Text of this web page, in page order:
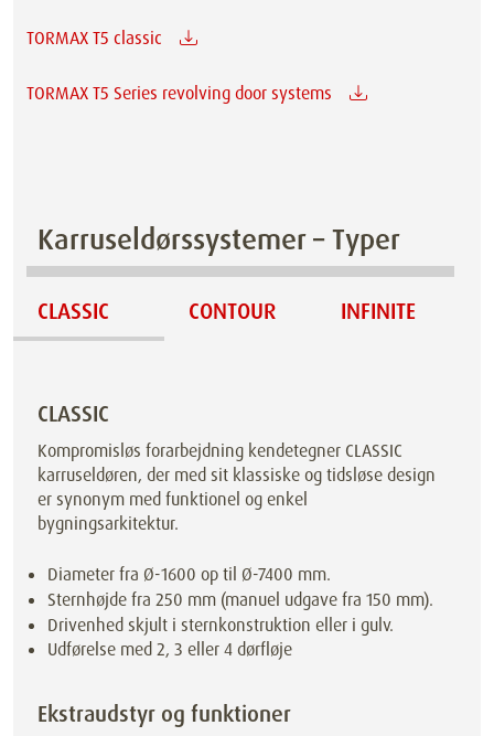
TORMAX T5 classic
TORMAX T5 Series revolving door systems
Karruseldørssystemer – Typer
CLASSIC CONTOUR INFINITE
CLASSIC
Kompromisløs forarbejdning kendetegner CLASSIC
karruseldøren, der med sit klassiske og tidsløse design
er synonym med funktionel og enkel
bygningsarkitektur.
Diameter fra Ø-1600 op til Ø-7400 mm.
Sternhøjde fra 250 mm (manuel udgave fra 150 mm).
Drivenhed skjult i sternkonstruktion eller i gulv.
Udførelse med 2, 3 eller 4 dørfløje
Ekstraudstyr og funktioner